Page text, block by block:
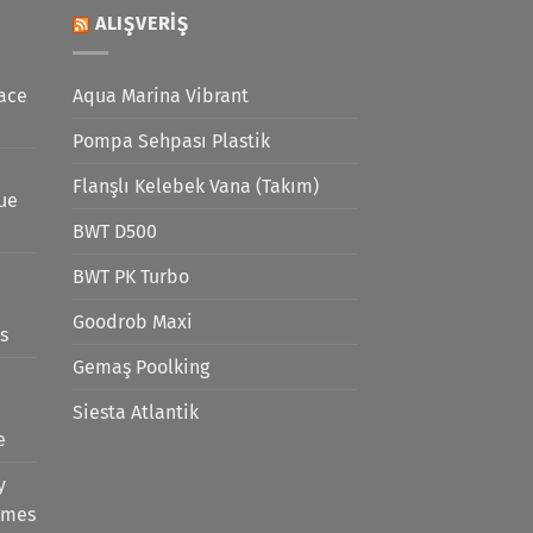
ALIŞVERIŞ
Aqua Marina Vibrant
Pompa Sehpası Plastik
Flanşlı Kelebek Vana (Takım)
BWT D500
BWT PK Turbo
Goodrob Maxi
Gemaş Poolking
Siesta Atlantik